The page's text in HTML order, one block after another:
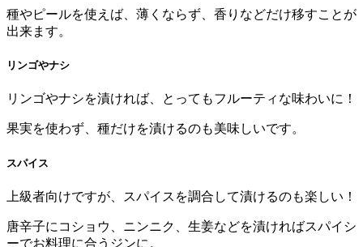
種やピールを使えば、薄くならず、香りなどだけ移すことが
出来ます。
リンゴやナシ
リンゴやナシを漬ければ、とってもフルーティな味わいに！
果実を使わず、種だけを漬けるのも美味しいです。
スパイス
上級者向けですが、スパイスを調合して漬けるのも楽しい！
唐辛子にコショウ、ニンニク、生姜などを漬ければスパイシ
ーでお料理に合うジンに。